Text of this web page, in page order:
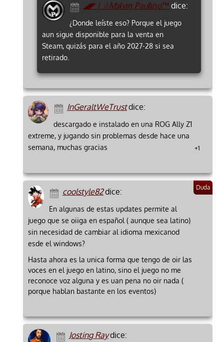
◢◤ | ☆Mзℓvιη Pauℓιηo™ dice:
¿Donde leíste eso? Porque el juego
aun sigue disponible para la venta en
Steam, quizás para el año 2027-28 si sea
retirado.
InGeraltWeTrustdice:
descargado e instalado en una ROG Ally Z1
extreme, y jugando sin problemas desde hace una
semana, muchas gracias
+1
coolstyle82dice:
En algunas de estas updates permite al
juego que se oiiga en español ( aunque sea latino)
sin necesidad de cambiar al idioma mexicanod
esde el windows?
Hasta ahora es la unica forma que tengo de oir las
voces en el juego en latino, sino el juego no me
reconoce voz alguna y es uan pena no oir nada (
porque hablan bastante en los eventos)
Josting Raydice: